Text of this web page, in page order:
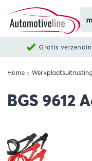
Gratis
Home » Werkplaatsuitrusting
BGS 9612